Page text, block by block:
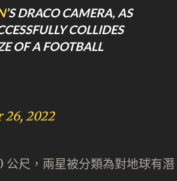
’S DRACO CAMERA, AS
COLLIDES
OF A FOOTBALL
26, 2022
尺，兩星被分類為對地球有潛